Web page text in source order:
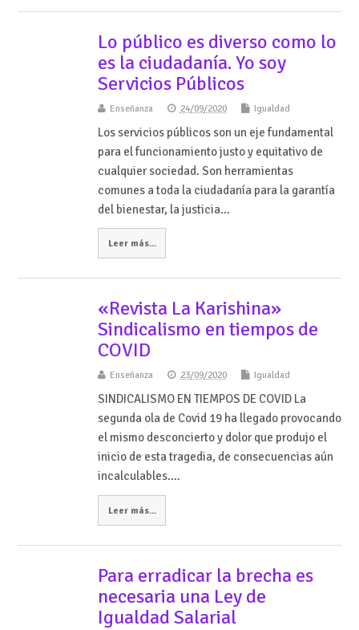
Lo público es diverso como lo
es la ciudadanía. Yo soy
Servicios Públicos
Enseñanza 24/09/2020 Igualdad
Los servicios públicos son un eje fundamental
para el funcionamiento justo y equitativo de
cualquier sociedad. Son herramientas
comunes a toda la ciudadanía para la garantía
del bienestar, la justicia…
Leer más...
«Revista La Karishina»
Sindicalismo en tiempos de
COVID
Enseñanza 23/09/2020 Igualdad
SINDICALISMO EN TIEMPOS DE COVID La
segunda ola de Covid 19 ha llegado provocando
el mismo desconcierto y dolor que produjo el
inicio de esta tragedia, de consecuencias aún
incalculables.…
Leer más...
Para erradicar la brecha es
necesaria una Ley de
Igualdad Salarial